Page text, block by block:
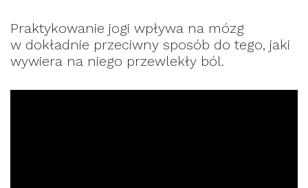
Praktykowanie jogi wpływa na mózg
w dokładnie przeciwny sposób do tego, jaki
wywiera na niego przewlekły ból.